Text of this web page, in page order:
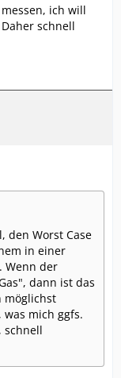
ich will
schnell
den Worst Case
in einer
Wenn der
dann ist das
möglichst
mich ggfs.
schnell